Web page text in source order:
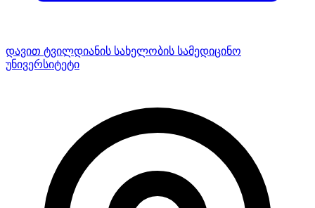
დავით ტვილდიანის სახელობის სამედიცინო
უნივერსიტეტი